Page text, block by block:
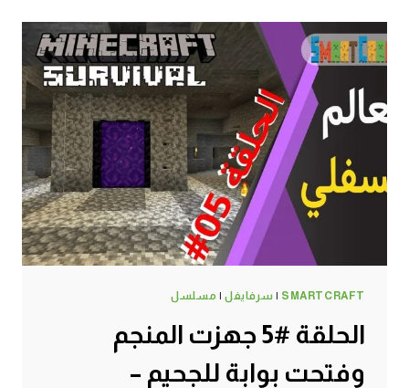
SMARTCRAFT
| سرفايفل| مسلسل
الحلقة #5 جهزت المنجم
وفتحت بوابة للجحيم –